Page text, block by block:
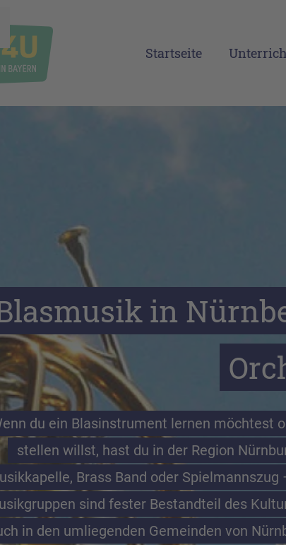
Startseite
in
du ein Blasinstrument lernen möchtest
stellen willst, hast du in der Region
Brass Band oder
sind fester Bestandteil des
in den umliegenden Gemeinden von